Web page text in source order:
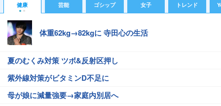
健康 芸能 ゴシップ 女子 トレンド
体重62kg→82kgに 寺田心の生活
夏のむくみ対策 ツボ&反射区押し
紫外線対策がビタミンD不足に
母が娘に減量強要→家庭内別居へ